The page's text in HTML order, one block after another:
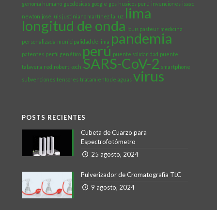
genoma humano geodésicas google gps huaicos perú invenciones isaac
newton josé luis justiniano martínez la luz lima
longitud de onda louis pasteur medicina
personalizada municipalidad de lima pandemia
patentes perfil genético perú puente solidaridad puente
talavera red robert koch SARS-CoV-2 smartphone
subvenciones tensores tratamiento de aguas virus
POSTS RECIENTES
Cubeta de Cuarzo para
Espectrofotómetro
25 agosto, 2024
Pulverizador de Cromatografía TLC
9 agosto, 2024